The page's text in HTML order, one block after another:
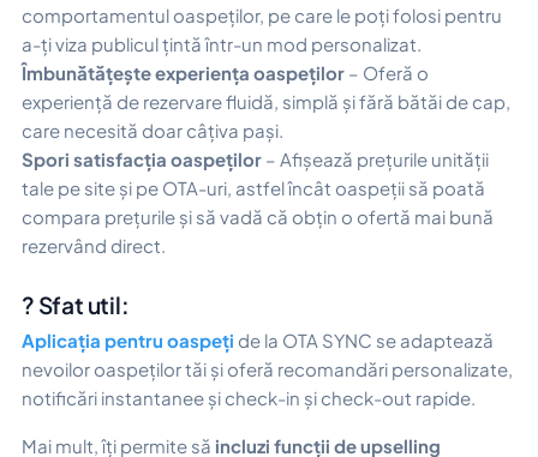
comportamentul oaspeților, pe care le poți folosi pentru
a-ți viza publicul țintă într-un mod personalizat.
Îmbunătățește experiența oaspeților – Oferă o
experiență de rezervare fluidă, simplă și fără bătăi de cap,
care necesită doar câțiva pași.
Spori satisfacția oaspeților – Afișează prețurile unității
tale pe site și pe OTA-uri, astfel încât oaspeții să poată
compara prețurile și să vadă că obțin o ofertă mai bună
rezervând direct.
? Sfat util:
Aplicația pentru oaspeți de la OTA SYNC se adaptează
nevoilor oaspeților tăi și oferă recomandări personalizate,
notificări instantanee și check-in și check-out rapide.
Mai mult, îți permite să incluzi funcții de upselling